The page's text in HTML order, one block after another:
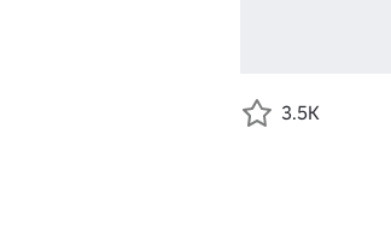
3.5K